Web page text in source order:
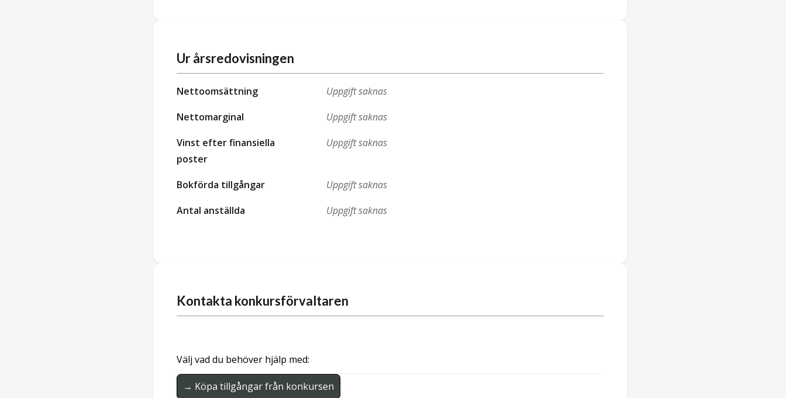
Ur årsredovisningen
Nettoomsättning
Uppgift saknas
Nettomarginal
Uppgift saknas
Vinst efter finansiella
poster
Uppgift saknas
Bokförda tillgångar
Uppgift saknas
Antal anställda
Uppgift saknas
Kontakta konkursförvaltaren
Välj vad du behöver hjälp med:
→ Köpa tillgångar från konkursen